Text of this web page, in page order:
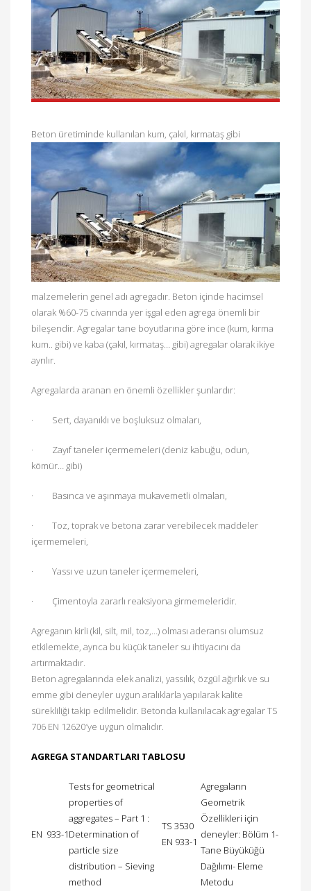
Beton üretiminde kullanılan kum, çakıl, kırmataş gibi
malzemelerin genel adı agregadır. Beton içinde hacimsel
olarak %60-75 civarında yer işgal eden agrega önemli bir
bileşendir. Agregalar tane boyutlarına göre ince (kum, kırma
kum.. gibi) ve kaba (çakıl, kırmataş… gibi) agregalar olarak ikiye
ayrılır.
Agregalarda aranan en önemli özellikler şunlardır:
· Sert, dayanıklı ve boşluksuz olmaları,
·
Zayıf taneler içermemeleri (deniz kabuğu, odun,
kömür… gibi)
· Basınca ve aşınmaya mukavemetli olmaları,
·
Toz, toprak ve betona zarar verebilecek maddeler
içermemeleri,
· Yassı ve uzun taneler içermemeleri,
· Çimentoyla zararlı reaksiyona girmemeleridir.
Agreganın kirli (kil, silt, mil, toz,…) olması aderansı olumsuz
etkilemekte, ayrıca bu küçük taneler su ihtiyacını da
artırmaktadır.
Beton agregalarında elek analizi, yassılık, özgül ağırlık ve su
emme gibi deneyler uygun aralıklarla yapılarak kalite
sürekliliği takip edilmelidir. Betonda kullanılacak agregalar TS
706 EN 12620′ye uygun olmalıdır.
AGREGA STANDARTLARI TABLOSU
EN 933-1
Tests for geometrical
properties of
aggregates – Part 1 :
Determination of
particle size
distribution – Sieving
method
TS 3530
EN 933-1
Agregaların
Geometrik
Özellikleri için
deneyler: Bölüm 1-
Tane Büyüküğü
Dağılımı- Eleme
Metodu